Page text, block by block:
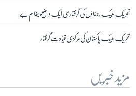
تحریک لبیک رہنماؤں کی گرفتاری ایک واضح پیغام ہے
تحریک لبیک پاکستان کی مرکزی قیادت گرفتار
مزید خبریں